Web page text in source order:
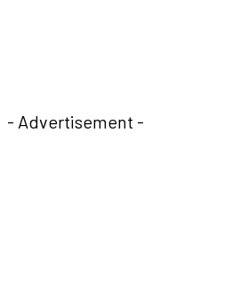
- Advertisement -